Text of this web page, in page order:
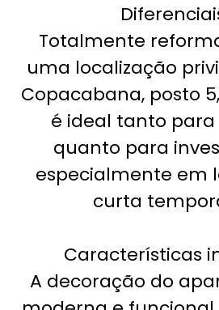
Totalmente
uma localização
Copacabana, posto
é ideal tanto
quanto para
especialmente em
curta
Características
A decoração do